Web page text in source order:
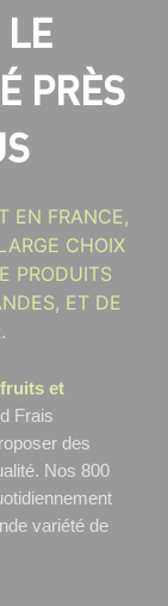
LE
PRÈS
EN FRANCE,
CHOIX
PRODUITS
ET DE
et
Frais
des
Nos 800
variété de